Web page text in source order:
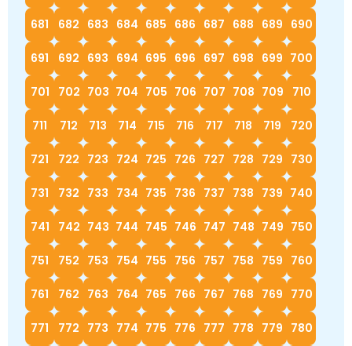
681 682 683 684 685 686 687 688 689 690
691 692 693 694 695 696 697 698 699 700
701 702 703 704 705 706 707 708 709 710
711 712 713 714 715 716 717 718 719 720
721 722 723 724 725 726 727 728 729 730
731 732 733 734 735 736 737 738 739 740
741 742 743 744 745 746 747 748 749 750
751 752 753 754 755 756 757 758 759 760
761 762 763 764 765 766 767 768 769 770
771 772 773 774 775 776 777 778 779 780